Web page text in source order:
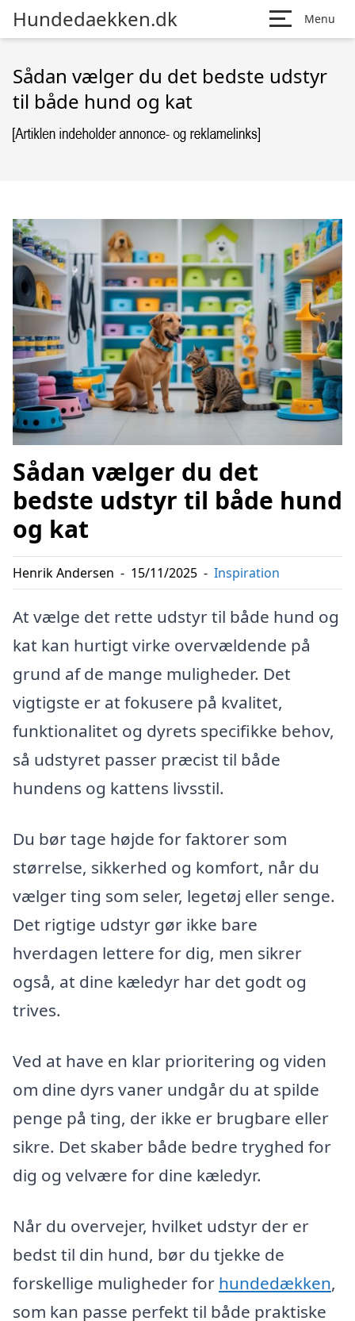
Hundedaekken.dk Menu
Sådan vælger du det bedste udstyr
til både hund og kat
Sådan vælger du det
bedste udstyr til både hund
og kat
Henrik Andersen - 15/11/2025 - Inspiration
At vælge det rette udstyr til både hund og
kat kan hurtigt virke overvældende på
grund af de mange muligheder. Det
vigtigste er at fokusere på kvalitet,
funktionalitet og dyrets specifikke behov,
så udstyret passer præcist til både
hundens og kattens livsstil.
Du bør tage højde for faktorer som
størrelse, sikkerhed og komfort, når du
vælger ting som seler, legetøj eller senge.
Det rigtige udstyr gør ikke bare
hverdagen lettere for dig, men sikrer
også, at dine kæledyr har det godt og
trives.
Ved at have en klar prioritering og viden
om dine dyrs vaner undgår du at spilde
penge på ting, der ikke er brugbare eller
sikre. Det skaber både bedre tryghed for
dig og velvære for dine kæledyr.
Når du overvejer, hvilket udstyr der er
bedst til din hund, bør du tjekke de
forskellige muligheder for hundedækken,
som kan passe perfekt til både praktiske